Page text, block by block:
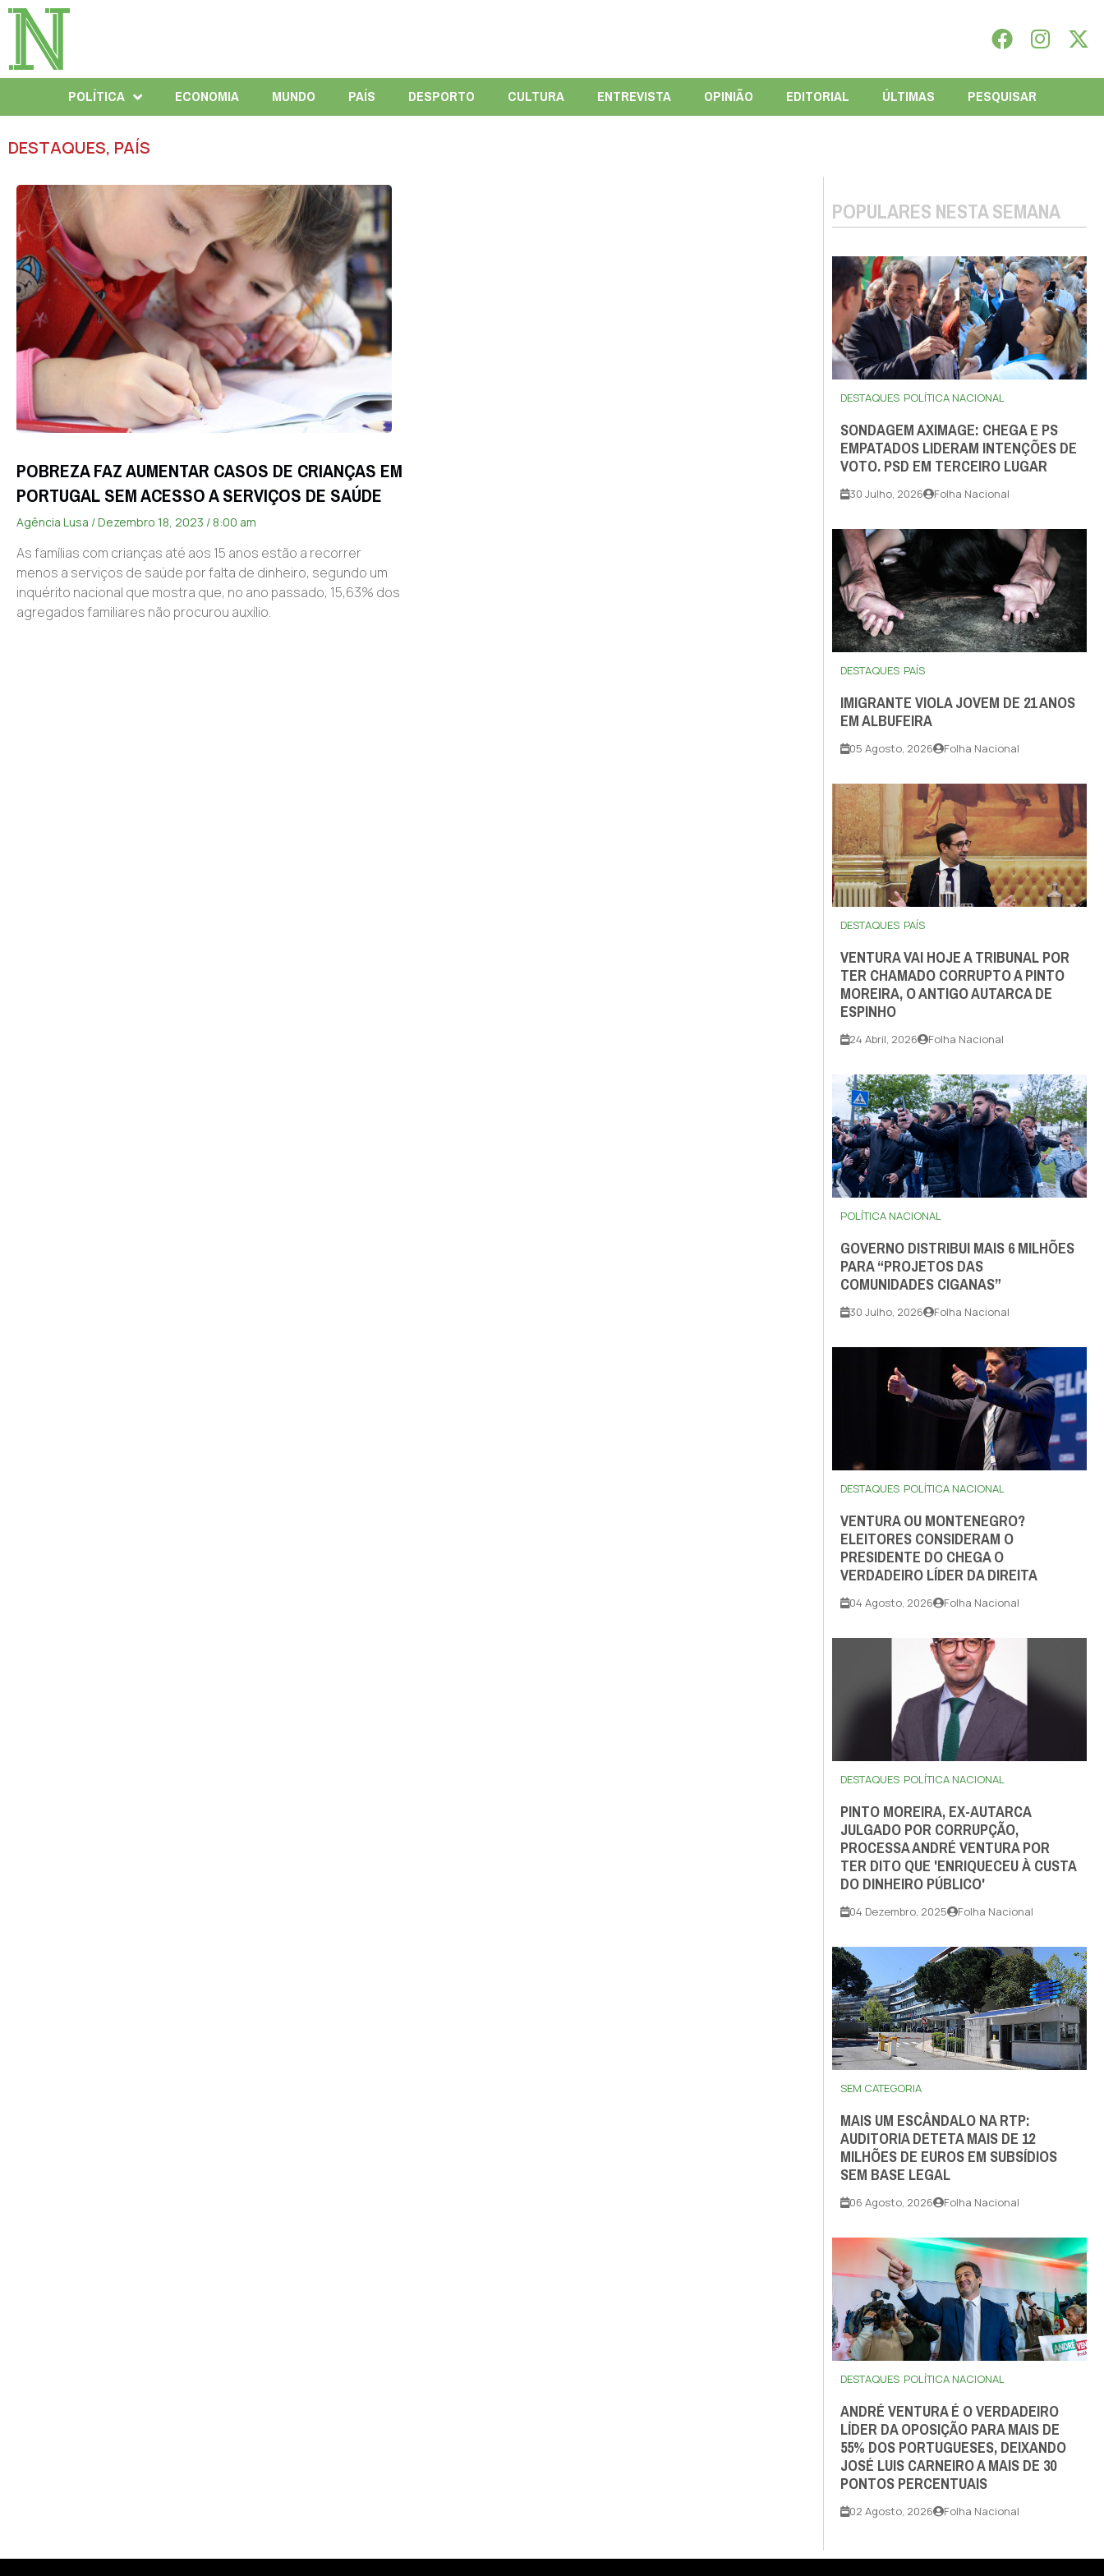
POLÍTICA ECONOMIA MUNDO PAÍS DESPORTO CULTURA ENTREVISTA OPINIÃO EDITORIAL ÚLTIMAS PESQUISAR
DESTAQUES, PAÍS
POBREZA FAZ AUMENTAR CASOS DE CRIANÇAS EM
PORTUGAL SEM ACESSO A SERVIÇOS DE SAÚDE
Agência Lusa Dezembro 18, 2023 8:00 am
As famílias com crianças até aos 15 anos estão a recorrer
menos a serviços de saúde por falta de dinheiro, segundo um
inquérito nacional que mostra que, no ano passado, 15,63% dos
agregados familiares não procurou auxílio.
POPULARES NESTA SEMANA
DESTAQUES POLÍTICA NACIONAL
SONDAGEM AXIMAGE: CHEGA E PS
EMPATADOS LIDERAM INTENÇÕES DE
VOTO. PSD EM TERCEIRO LUGAR
30 Julho, 2026 Folha Nacional
DESTAQUES PAÍS
IMIGRANTE VIOLA JOVEM DE 21 ANOS
EM ALBUFEIRA
05 Agosto, 2026 Folha Nacional
DESTAQUES PAÍS
VENTURA VAI HOJE A TRIBUNAL POR
TER CHAMADO CORRUPTO A PINTO
MOREIRA, O ANTIGO AUTARCA DE
ESPINHO
24 Abril, 2026 Folha Nacional
POLÍTICA NACIONAL
GOVERNO DISTRIBUI MAIS 6 MILHÕES
PARA “PROJETOS DAS
COMUNIDADES CIGANAS”
30 Julho, 2026 Folha Nacional
DESTAQUES POLÍTICA NACIONAL
VENTURA OU MONTENEGRO?
ELEITORES CONSIDERAM O
PRESIDENTE DO CHEGA O
VERDADEIRO LÍDER DA DIREITA
04 Agosto, 2026 Folha Nacional
DESTAQUES POLÍTICA NACIONAL
PINTO MOREIRA, EX-AUTARCA
JULGADO POR CORRUPÇÃO,
PROCESSA ANDRÉ VENTURA POR
TER DITO QUE 'ENRIQUECEU À CUSTA
DO DINHEIRO PÚBLICO'
04 Dezembro, 2025 Folha Nacional
SEM CATEGORIA
MAIS UM ESCÂNDALO NA RTP:
AUDITORIA DETETA MAIS DE 12
MILHÕES DE EUROS EM SUBSÍDIOS
SEM BASE LEGAL
06 Agosto, 2026 Folha Nacional
DESTAQUES POLÍTICA NACIONAL
ANDRÉ VENTURA É O VERDADEIRO
LÍDER DA OPOSIÇÃO PARA MAIS DE
55% DOS PORTUGUESES, DEIXANDO
JOSÉ LUIS CARNEIRO A MAIS DE 30
PONTOS PERCENTUAIS
02 Agosto, 2026 Folha Nacional